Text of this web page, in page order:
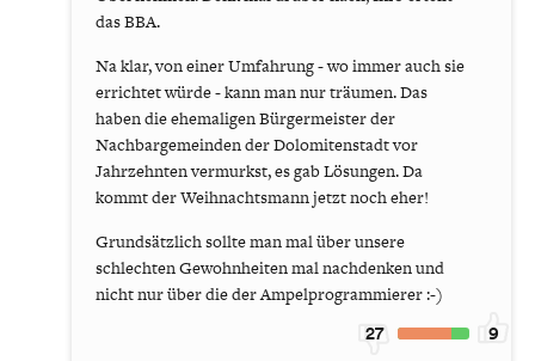
das BBA.
Na klar, von einer Umfahrung - wo immer auch sie
errichtet würde - kann man nur träumen. Das
haben die ehemaligen Bürgermeister der
Nachbargemeinden der Dolomitenstadt vor
Jahrzehnten vermurkst, es gab Lösungen. Da
kommt der Weihnachtsmann jetzt noch eher!
Grundsätzlich sollte man mal über unsere
schlechten Gewohnheiten mal nachdenken und
nicht nur über die der Ampelprogrammierer :-)
27 9